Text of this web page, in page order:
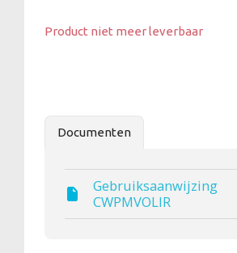
Product niet meer leverbaar
Documenten
Gebruiksaanwijzing
CWPMVOLIR